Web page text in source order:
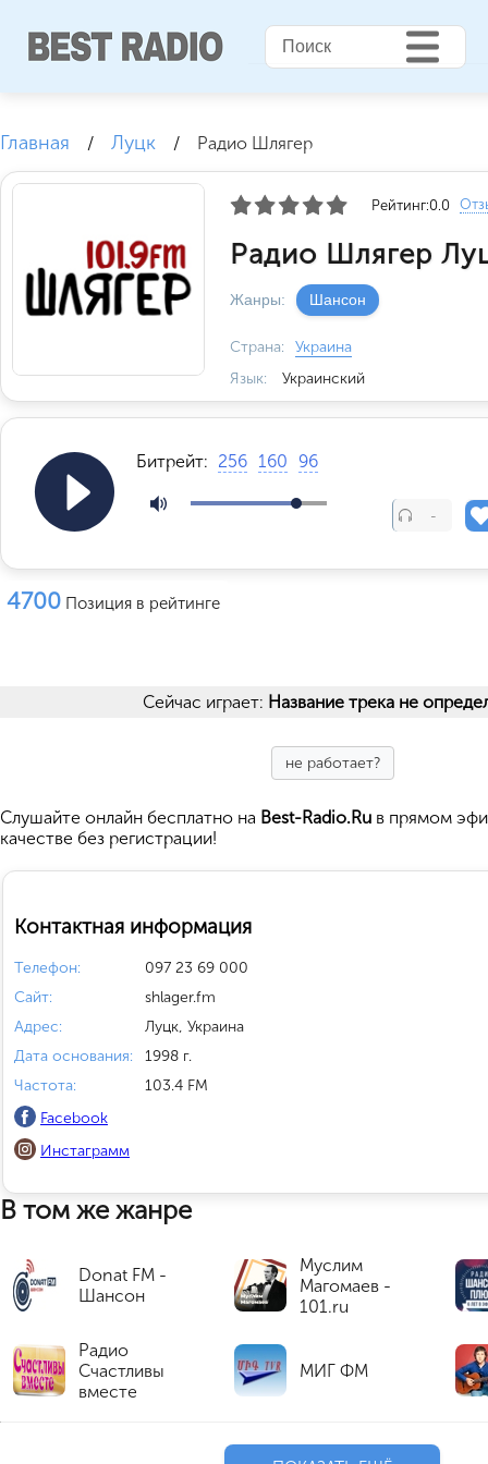
Главная / Луцк / Радио Шлягер
Рейтинг:0.0
Радио Шлягер
Жанры: Шансон
Страна:
Украина
Язык:
Украинский
Битрейт: 256 160 96
-
4700 Позиция в рейтинге
Сейчас играет: Название трека не
не работает?
Cлушайте онлайн бесплатно на Best-Radio.Ru в прямом
качестве без регистрации!
Контактная информация
Телефон:
097 23 69 000
Сайт:
shlager.fm
Адрес:
Луцк, Украина
Дата основания:
1998 г.
Частота:
103.4 FM
Facebook
Инстаграмм
В том же жанре
Donat FM -
Шансон
Муслим
Магомаев -
101.ru
Радио
Счастливы
вместе
МИГ ФМ